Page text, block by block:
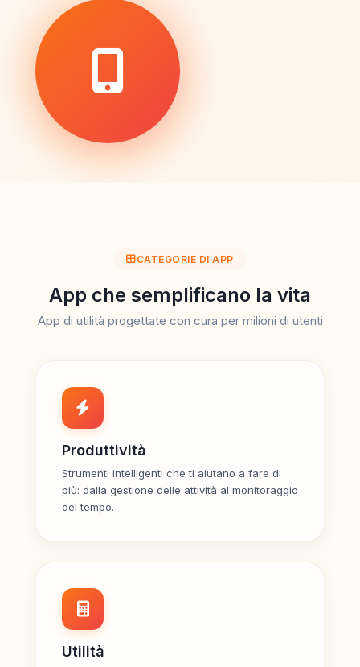
CATEGORIE DI APP
App che semplificano la vita
App di utilità progettate con cura per milioni di utenti
Produttività
Strumenti intelligenti che ti aiutano a fare di
più: dalla gestione delle attività al monitoraggio
del tempo.
Utilità